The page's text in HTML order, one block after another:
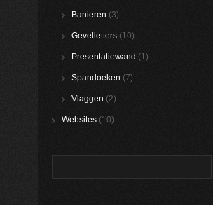
Banieren (3)
Gevelletters (10)
Presentatiewand (1)
Spandoeken (7)
Vlaggen (2)
Websites (10)